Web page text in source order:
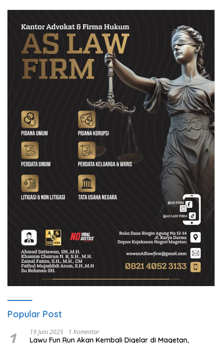
Popular Post
19 Juni 2025 1 Komentar
Lawu Fun Run Akan Kembali Digelar di Magetan,